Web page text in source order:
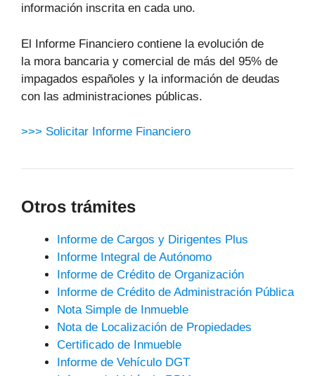
información inscrita en cada uno.
El Informe Financiero contiene la evolución de
la mora bancaria y comercial de más del 95% de
impagados españoles y la información de deudas
con las administraciones públicas.
>>> Solicitar Informe Financiero
Otros trámites
Informe de Cargos y Dirigentes Plus
Informe Integral de Autónomo
Informe de Crédito de Organización
Informe de Crédito de Administración Pública
Nota Simple de Inmueble
Nota de Localización de Propiedades
Certificado de Inmueble
Informe de Vehículo DGT